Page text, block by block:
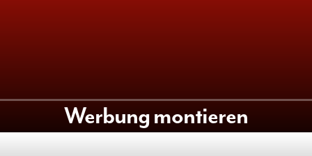
Werbung montieren